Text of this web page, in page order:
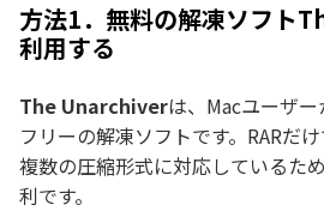
方法1．無料の解凍ソフト
利用する
The Unarchiverは、Macユーザ
フリーの解凍ソフトです。RARだ
複数の圧縮形式に対応しているた
利です。